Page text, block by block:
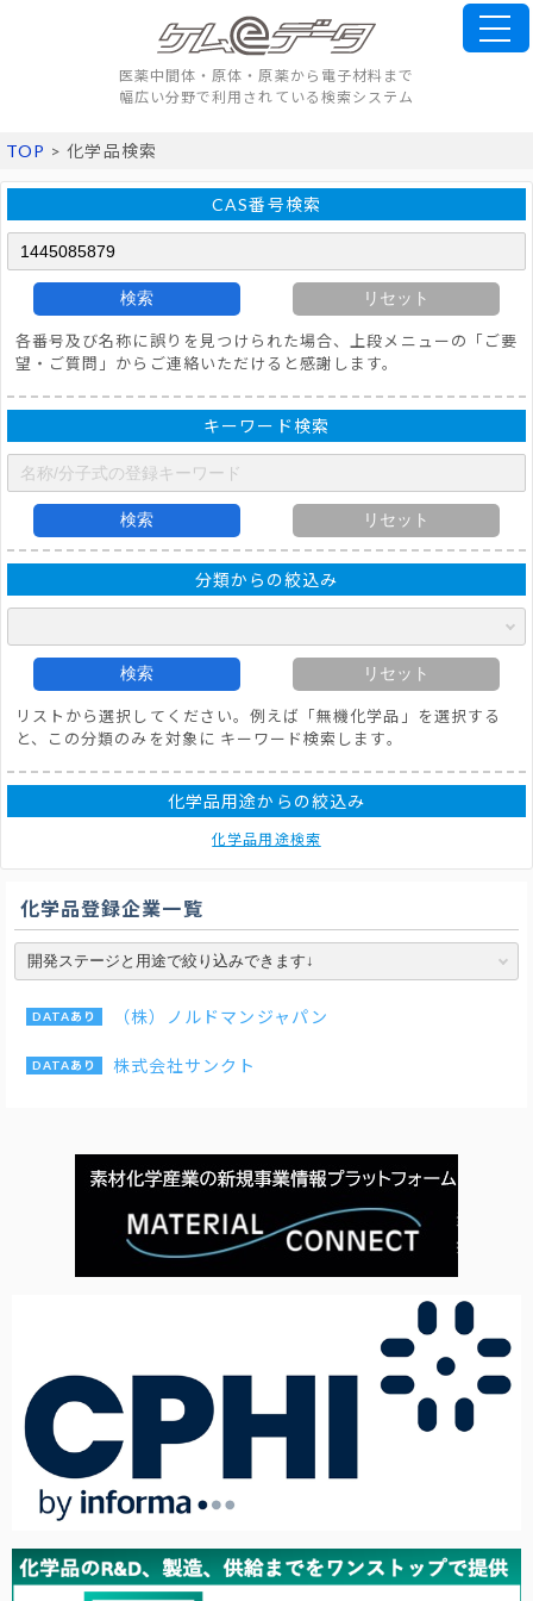
医薬中間体・原体・原薬から電子材料まで
幅広い分野で利用されている検索システム
TOP > 化学品検索
CAS番号検索
検索 リセット
各番号及び名称に誤りを見つけられた場合、上段メニューの「ご要
望・ご質問」からご連絡いただけると感謝します。
キーワード検索
検索 リセット
分類からの絞込み
検索 リセット
リストから選択してください。例えば「無機化学品」を選択する
と、この分類のみを対象に キーワード検索します。
化学品用途からの絞込み
化学品用途検索
化学品登録企業一覧
（株）ノルドマンジャパン
株式会社サンクト